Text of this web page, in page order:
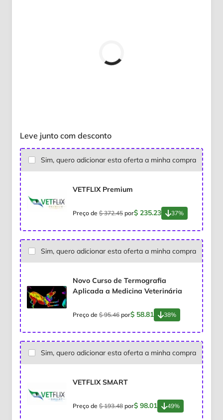
Leve junto com desconto
Sim, quero adicionar esta oferta a minha compra
VETFLIX Premium
Preço de $ 372.45 por$ 235.23 37%
Sim, quero adicionar esta oferta a minha compra
Novo Curso de Termografia
Aplicada a Medicina Veterinária
Preço de $ 95.46 por$ 58.81 38%
Sim, quero adicionar esta oferta a minha compra
VETFLIX SMART
Preço de $ 193.48 por$ 98.01 49%